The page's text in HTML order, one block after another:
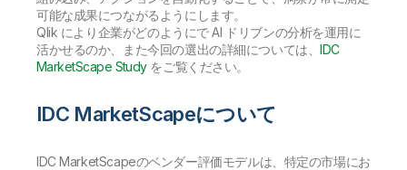
可能な成果につながるようにします。
Qlik により企業がどのようにで AI ドリブンの分析を運用に
活かせるのか、また今回の選出の詳細については、IDC
MarketScape Studyをご覧ください。
IDC MarketScapeについて
IDC MarketScapeのベンダー評価モデルは、特定の市場にお